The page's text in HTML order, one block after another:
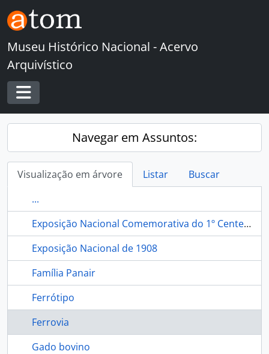
Skip to main content
Museu Histórico Nacional - Acervo
Arquivístico
Toggle navigation
Navegar em Assuntos:
Visualização em árvore Listar
Buscar
...
Exposição Nacional Comemorativa do 1º Centenário da Abertura dos Portos do Brasil
Exposição Nacional de 1908
Família Panair
Ferrótipo
Ferrovia
Gado bovino